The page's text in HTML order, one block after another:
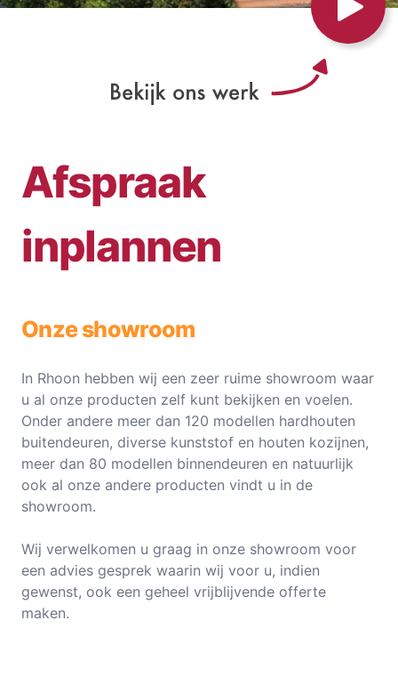
Afspraak
inplannen
Onze showroom
In Rhoon hebben wij een zeer ruime showroom waar
u al onze producten zelf kunt bekijken en voelen.
Onder andere meer dan 120 modellen hardhouten
buitendeuren, diverse kunststof en houten kozijnen,
meer dan 80 modellen binnendeuren en natuurlijk
ook al onze andere producten vindt u in de
showroom.
Wij verwelkomen u graag in onze showroom voor
een advies gesprek waarin wij voor u, indien
gewenst, ook een geheel vrijblijvende offerte
maken.